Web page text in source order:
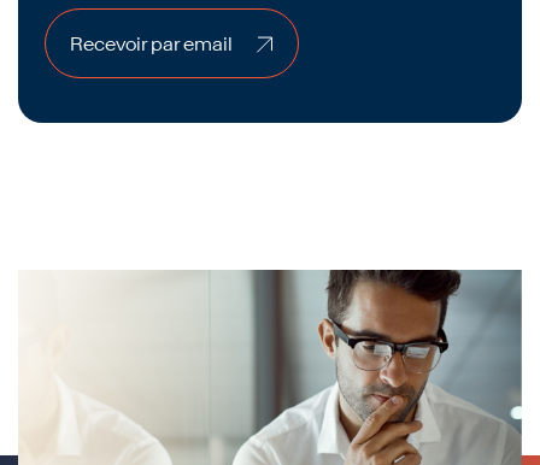
Recevoir par email
Recevoir par email